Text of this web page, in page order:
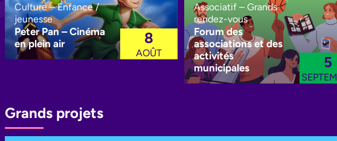
Culture–Enfance /
jeunesse
Peter Pan – Cinéma
en plein air
8
AOÛT
Associatif– Grands
rendez-vous
Forum des
associations et des
activités
municipales
5
Grands projets